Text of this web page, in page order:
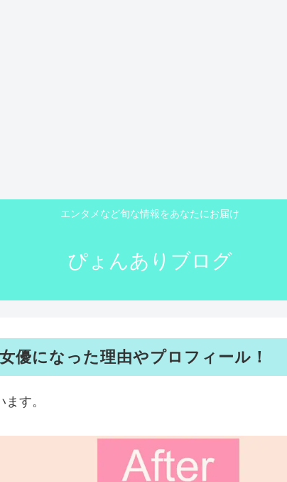
エンタメなど旬な情報をあなたにお届け
ぴょんありブログ
優になった理由やプロフィール！
す。